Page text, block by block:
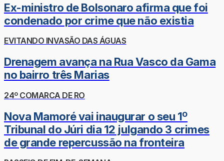
Ex-ministro de Bolsonaro afirma que foi
condenado por crime que não existia
EVITANDO INVASÃO DAS ÁGUAS
Drenagem avança na Rua Vasco da Gama
no bairro três Marias
24º COMARCA DE RO
Nova Mamoré vai inaugurar o seu 1º
Tribunal do Júri dia 12 julgando 3 crimes
de grande repercussão na fronteira